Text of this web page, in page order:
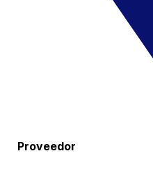
Proveedor